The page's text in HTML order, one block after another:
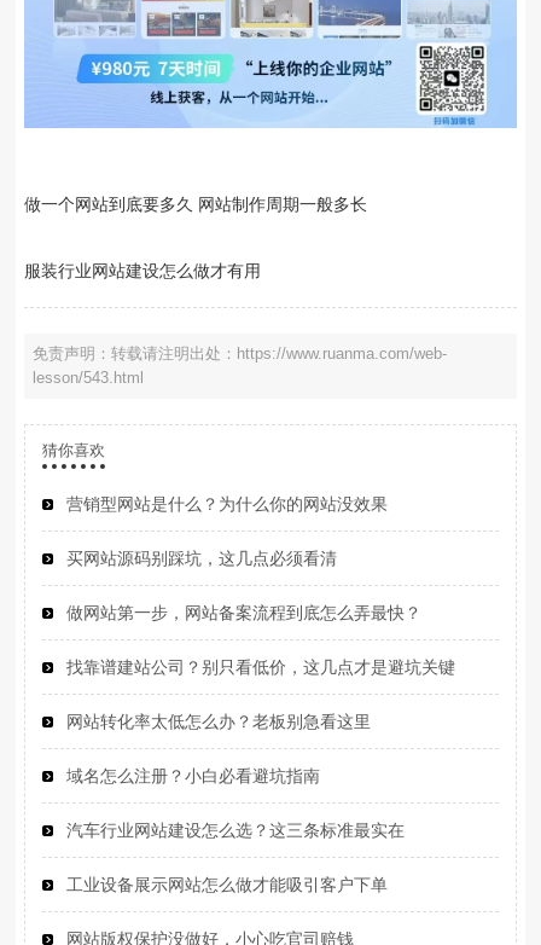
做一个网站到底要多久 网站制作周期一般多长
服装行业网站建设怎么做才有用
免责声明：转载请注明出处：https://www.ruanma.com/web-
lesson/543.html
猜你喜欢
营销型网站是什么？为什么你的网站没效果
买网站源码别踩坑，这几点必须看清
做网站第一步，网站备案流程到底怎么弄最快？
找靠谱建站公司？别只看低价，这几点才是避坑关键
网站转化率太低怎么办？老板别急看这里
域名怎么注册？小白必看避坑指南
汽车行业网站建设怎么选？这三条标准最实在
工业设备展示网站怎么做才能吸引客户下单
网站版权保护没做好，小心吃官司赔钱